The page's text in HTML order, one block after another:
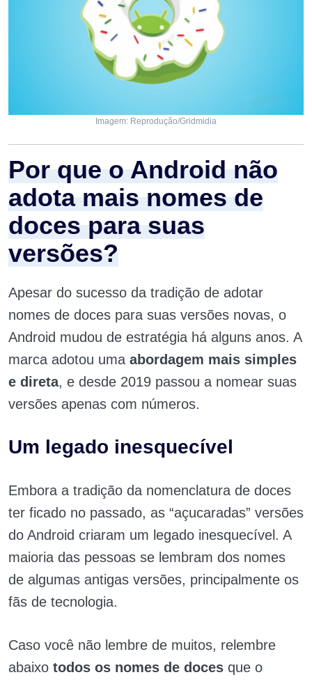
Imagem: Reprodução/Gridmidia
Por que o Android não
adota mais nomes de
doces para suas
versões?
Apesar do sucesso da tradição de adotar
nomes de doces para suas versões novas, o
Android mudou de estratégia há alguns anos. A
marca adotou uma abordagem mais simples
e direta, e desde 2019 passou a nomear suas
versões apenas com números.
Um legado inesquecível
Embora a tradição da nomenclatura de doces
ter ficado no passado, as “açucaradas” versões
do Android criaram um legado inesquecível. A
maioria das pessoas se lembram dos nomes
de algumas antigas versões, principalmente os
fãs de tecnologia.
Caso você não lembre de muitos, relembre
abaixo todos os nomes de doces que o